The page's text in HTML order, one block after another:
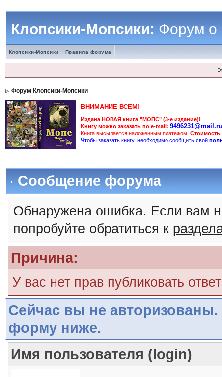
Клопсики-Мопсики:Форум о
Клопсики-Мопсики Правила форума
Форум Клопсики-Мопсики
ВНИМАНИЕ ВСЕМ!
Издана НОВАЯ книга "МОПС" (3-е издание)!
Книгу можно заказать по e-mail: 9496231@mail.ru
Книга высылается наложенным платежом. Стоимость
Чтобы заказать книгу, необходимо сообщить свой
Сообщение форума
Обнаружена ошибка. Если вам
попробуйте обратиться к
Причина:
У вас нет прав публиковать
Сейчас вы не авторизованы.
форму ниже.
Имя пользователя (login)